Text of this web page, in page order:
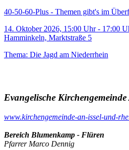
40-50-60-Plus - Themen gibt's im
14. Oktober 2026, 15:00 Uhr - 17:00
Hamminkeln, Marktstraße 5
Thema: Die Jagd am Niederrhein
Evangelische
www.kirchengemeinde-an-issel-und-
Bereich Blumenkamp - Flüren
Pfarrer Marco Dennig